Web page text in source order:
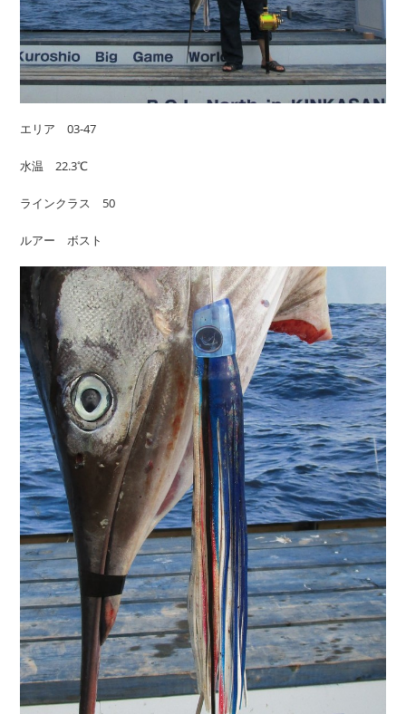
エリア 03-47
水温 22.3℃
ラインクラス 50
ルアー ボスト